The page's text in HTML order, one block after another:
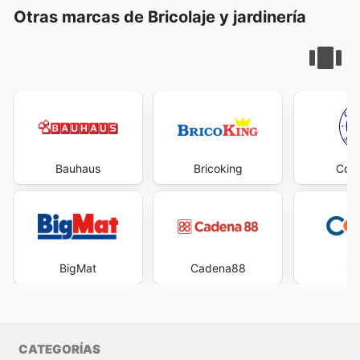
savings every day.
Otras marcas de Bricolaje y jardinería
Bauhaus
BigMat
Bricoking
Cadena88
CATEGORÍAS